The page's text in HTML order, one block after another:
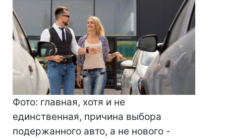
Фото: главная, хотя и не
единственная, причина выбора
подержанного авто, а не нового -